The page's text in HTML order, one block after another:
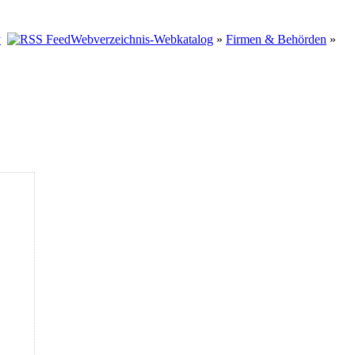
Webverzeichnis-Webkatalog » Firmen & Behörden »